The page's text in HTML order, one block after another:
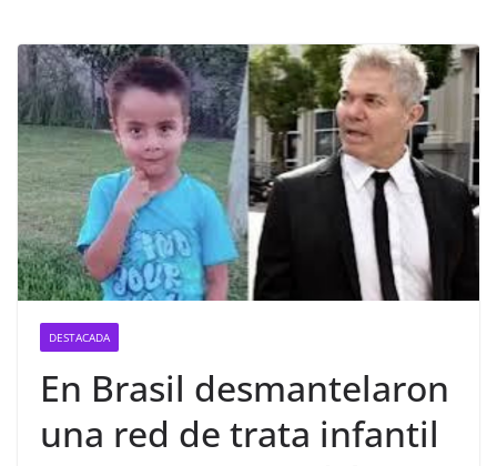
DESTACADA
En Brasil desmantelaron
una red de trata infantil